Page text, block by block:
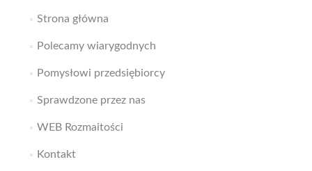
Strona główna
Polecamy wiarygodnych
Pomysłowi przedsiębiorcy
Sprawdzone przez nas
WEB Rozmaitości
Kontakt